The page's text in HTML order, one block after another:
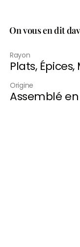
On vous en dit
Rayon
Plats, Épices,
Origine
Assemblé